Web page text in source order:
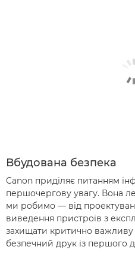
Вбудована безпека
Canon приділяє питанням
першочергову увагу. Вона
ми робимо — від
виведення пристроїв з
захищати критично важливу
безпечний друк із першого